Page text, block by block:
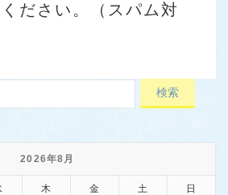
ださい。（スパム対
2026年8月
木 金 土 日